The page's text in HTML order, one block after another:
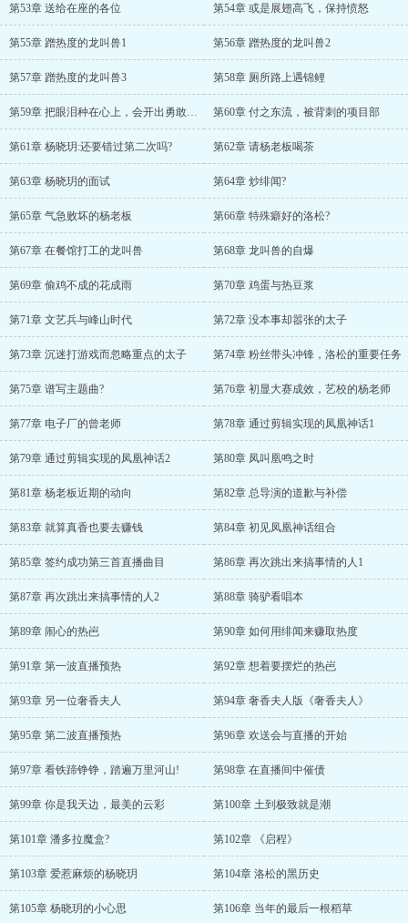
第53章 送给在座的各位 第54章 或是展翅高飞，保持愤怒
第55章 蹭热度的龙叫兽1 第56章 蹭热度的龙叫兽2
第57章 蹭热度的龙叫兽3 第58章 厕所路上遇锦鲤
第59章 把眼泪种在心上，会开出勇敢的花 第60章 付之东流，被背刺的项目部
第61章 杨晓玥:还要错过第二次吗? 第62章 请杨老板喝茶
第63章 杨晓玥的面试 第64章 炒绯闻?
第65章 气急败坏的杨老板 第66章 特殊癖好的洛松?
第67章 在餐馆打工的龙叫兽 第68章 龙叫兽的自爆
第69章 偷鸡不成的花成雨 第70章 鸡蛋与热豆浆
第71章 文艺兵与峰山时代 第72章 没本事却嚣张的太子
第73章 沉迷打游戏而忽略重点的太子 第74章 粉丝带头冲锋，洛松的重要任务
第75章 谱写主题曲? 第76章 初显大赛成效，艺校的杨老师
第77章 电子厂的曾老师 第78章 通过剪辑实现的凤凰神话1
第79章 通过剪辑实现的凤凰神话2 第80章 凤叫凰鸣之时
第81章 杨老板近期的动向 第82章 总导演的道歉与补偿
第83章 就算真香也要去赚钱 第84章 初见凤凰神话组合
第85章 签约成功第三首直播曲目 第86章 再次跳出来搞事情的人1
第87章 再次跳出来搞事情的人2 第88章 骑驴看唱本
第89章 闹心的热岜 第90章 如何用绯闻来赚取热度
第91章 第一波直播预热 第92章 想着要摆烂的热岜
第93章 另一位奢香夫人 第94章 奢香夫人版《奢香夫人》
第95章 第二波直播预热 第96章 欢送会与直播的开始
第97章 看铁蹄铮铮，踏遍万里河山! 第98章 在直播间中催债
第99章 你是我天边，最美的云彩 第100章 土到极致就是潮
第101章 潘多拉魔盒? 第102章 《启程》
第103章 爱惹麻烦的杨晓玥 第104章 洛松的黑历史
第105章 杨晓玥的小心思 第106章 当年的最后一根稻草